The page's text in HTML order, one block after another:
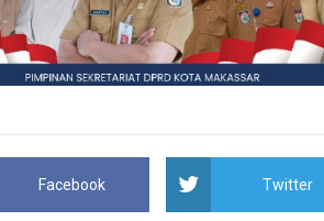
Facebook Twitter